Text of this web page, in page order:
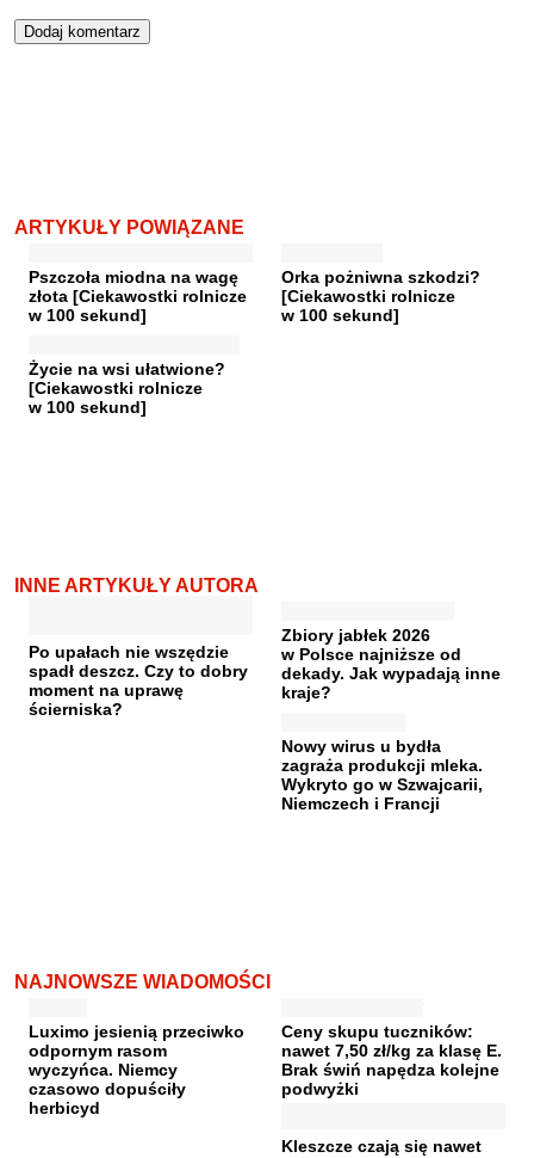
ARTYKUŁY POWIĄZANE
Pszczoła miodna na wagę
złota [Ciekawostki rolnicze
w 100 sekund]
Orka pożniwna szkodzi?
[Ciekawostki rolnicze
w 100 sekund]
Życie na wsi ułatwione?
[Ciekawostki rolnicze
w 100 sekund]
INNE ARTYKUŁY AUTORA
Po upałach nie wszędzie
spadł deszcz. Czy to dobry
moment na uprawę
ścierniska?
Zbiory jabłek 2026
w Polsce najniższe od
dekady. Jak wypadają inne
kraje?
Nowy wirus u bydła
zagraża produkcji mleka.
Wykryto go w Szwajcarii,
Niemczech i Francji
NAJNOWSZE WIADOMOŚCI
Luximo jesienią przeciwko
odpornym rasom
wyczyńca. Niemcy
czasowo dopuściły
herbicyd
Ceny skupu tuczników:
nawet 7,50 zł/kg za klasę E.
Brak świń napędza kolejne
podwyżki
Kleszcze czają się nawet